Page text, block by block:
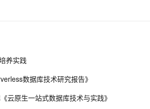
养实践
数据库技术研究报告》
云原生一站式数据库技术与实践》